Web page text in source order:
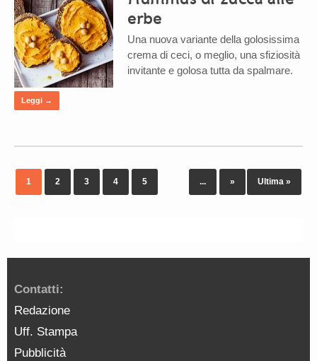
erbe
Una nuova variante della golosissima
crema di ceci, o meglio, una sfiziosità
invitante e golosa tutta da spalmare.
Leggi →
1 2 3 4 5 ... » Ultima »
Contatti:
Redazione
Uff. Stampa
Pubblicità